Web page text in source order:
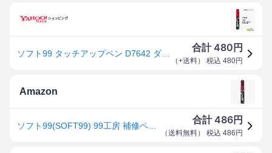
合計480 円
（+送料） 税込 480円
Amazon
合計486円
（送料無料） 税込 486 円